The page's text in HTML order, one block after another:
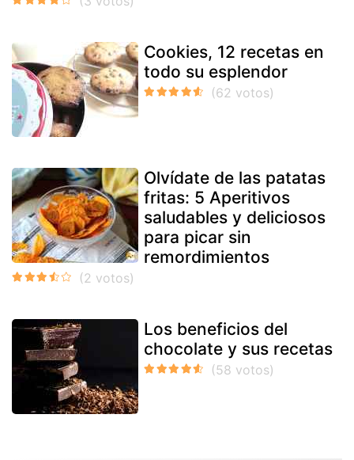
Cookies, 12 recetas en
todo su esplendor
Olvídate de las patatas
fritas: 5 Aperitivos
saludables y deliciosos
para picar sin
remordimientos
Los beneficios del
chocolate y sus recetas